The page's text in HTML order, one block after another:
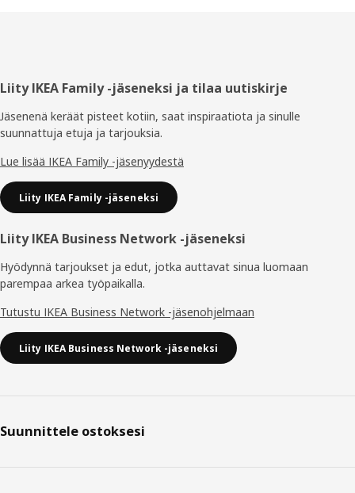
Alatunniste
Liity IKEA Family -jäseneksi ja tilaa uutiskirje
Jäsenenä keräät pisteet kotiin, saat inspiraatiota ja sinulle
suunnattuja etuja ja tarjouksia.​
Lue lisää IKEA Family -jäsenyydestä
Liity IKEA Family -jäseneksi
Liity IKEA Business Network -jäseneksi
Hyödynnä tarjoukset ja edut, jotka auttavat sinua luomaan
parempaa arkea työpaikalla.
Tutustu IKEA Business Network -jäsenohjelmaan
Liity IKEA Business Network -jäseneksi
Suunnittele ostoksesi